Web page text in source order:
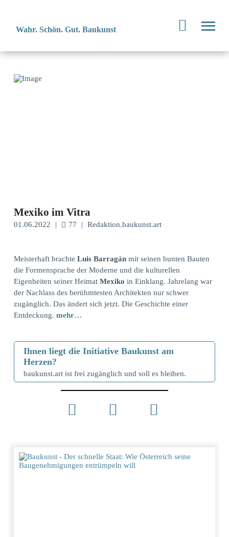
Wahr. Schön. Gut. Baukunst
Mexiko im Vitra
01.06.2022 | 77 | Redaktion.baukunst.art
Meisterhaft brachte Luis Barragánmit seinen bunten Bauten
die Formensprache der Moderne und die kulturellen
Eigenheiten seiner Heimat Mexiko in Einklang. Jahrelang war
der Nachlass des berühmtesten Architekten nur schwer
zugänglich. Das ändert sich jetzt. Die Geschichte einer
Entdeckung. mehr…
Ihnen liegt die Initiative Baukunst am
Herzen?
baukunst.art ist frei zugänglich und soll es bleiben.